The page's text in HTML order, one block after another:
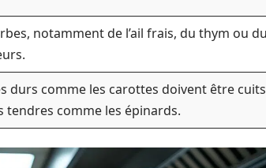
notamment de l’ail frais, du thym ou du
durs comme les carottes doivent être cuits
tendres comme les épinards.